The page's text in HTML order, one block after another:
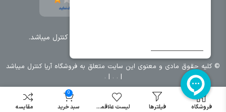
تمامی حقوق مطالب و سایت نزد شرکت اریا کنترل میباشد.
فروشگاه فیلترها لیست علاقمندی
0
سبد خرید مقایسه
© کليه حقوق مادی و معنوی اين سايت متعلق به فروشگاه آریا کنترل ميباشد
|
. .
| .